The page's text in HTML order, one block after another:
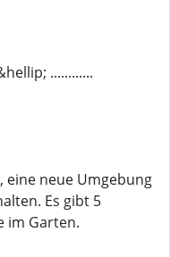
............
eine neue Umgebung
Es gibt 5
im Garten.